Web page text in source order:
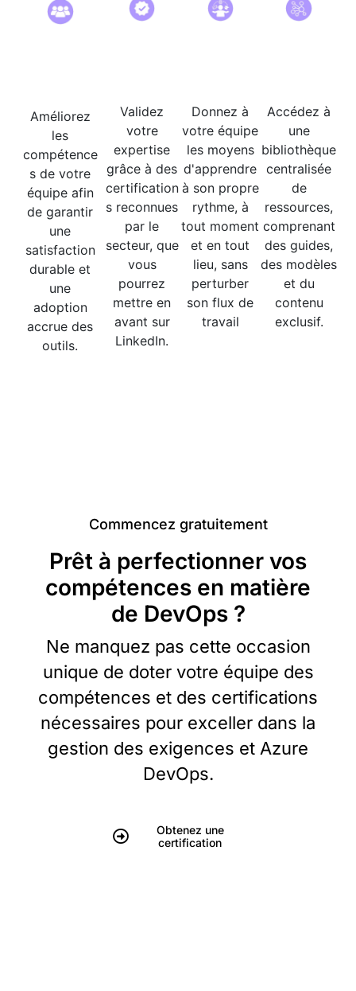
Améliorez
les
compétence
s de votre
équipe afin
de garantir
une
satisfaction
durable et
une
adoption
accrue des
outils.
Validez
votre
expertise
grâce à des
certification
s reconnues
par le
secteur, que
vous
pourrez
mettre en
avant sur
LinkedIn.
Donnez à
votre équipe
les moyens
d'apprendre
à son propre
rythme, à
tout moment
et en tout
lieu, sans
perturber
son flux de
travail
Accédez à
une
bibliothèque
centralisée
de
ressources,
comprenant
des guides,
des modèles
et du
contenu
exclusif.
Commencez gratuitement
Prêt à perfectionner vos
compétences en matière
de DevOps ?
Ne manquez pas cette occasion
unique de doter votre équipe des
compétences et des certifications
nécessaires pour exceller dans la
gestion des exigences et Azure
DevOps.
Obtenez une
certification